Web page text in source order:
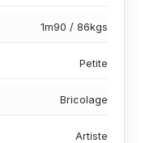
1m90 / 86kgs
Petite
Bricolage
Artiste